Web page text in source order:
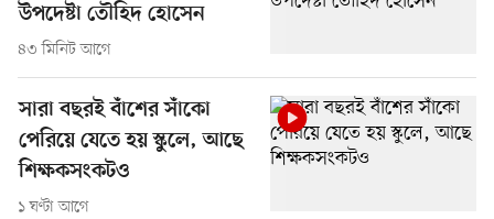
উপদেষ্টা তৌহিদ হোসেন
৪৩ মিনিট আগে
সারা বছরই বাঁশের সাঁকো
পেরিয়ে যেতে হয় স্কুলে, আছে
শিক্ষকসংকটও
১ ঘণ্টা আগে